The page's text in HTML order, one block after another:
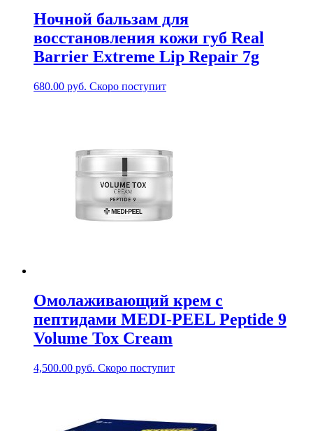
Ночной бальзам для
восстановления кожи губ Real
Barrier Extreme Lip Repair 7g
680.00 руб. Скоро поступит
Омолаживающий крем с
пептидами MEDI-PEEL Peptide 9
Volume Tox Cream
4,500.00 руб. Скоро поступит